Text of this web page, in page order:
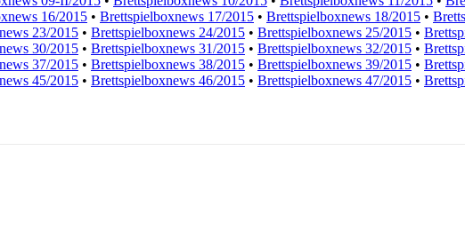
16/2015 • Brettspielboxnews 17/2015 • Brettspielboxnews 18/2015 •
23/2015 • Brettspielboxnews 24/2015 • Brettspielboxnews 25/2015 •
30/2015 • Brettspielboxnews 31/2015 • Brettspielboxnews 32/2015 •
37/2015 • Brettspielboxnews 38/2015 • Brettspielboxnews 39/2015 •
45/2015 • Brettspielboxnews 46/2015 • Brettspielboxnews 47/2015 •